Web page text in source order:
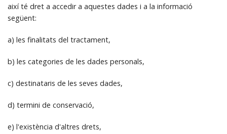
així té dret a accedir a aquestes dades i a la informació
següent:
a) les finalitats del tractament,
b) les categories de les dades personals,
c) destinataris de les seves dades,
d) termini de conservació,
e) l'existència d'altres drets,